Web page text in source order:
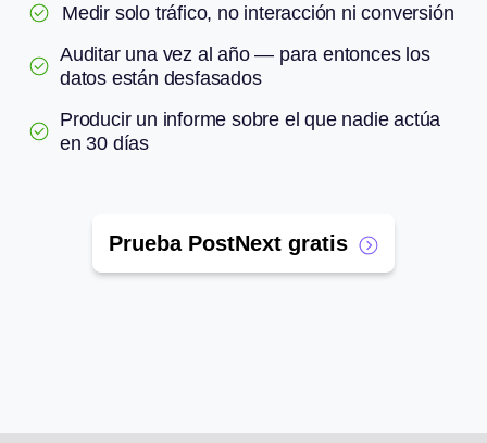
Medir solo tráfico, no interacción ni conversión
Auditar una vez al año — para entonces los
datos están desfasados
Producir un informe sobre el que nadie actúa
en 30 días
Prueba PostNext gratis